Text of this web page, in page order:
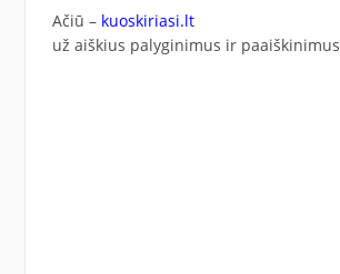
Ačiū – kuoskiriasi.lt
už aiškius palyginimus ir paaiškinimus